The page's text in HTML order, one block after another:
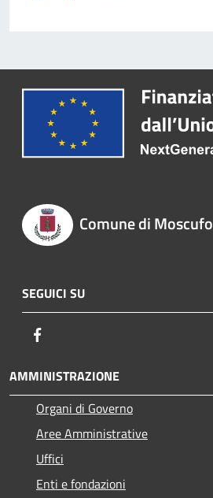
Comune di Moscufo
SEGUICI SU
AMMINISTRAZIONE
Organi di Governo
Aree Amministrative
Uffici
Enti e fondazioni